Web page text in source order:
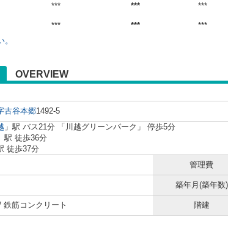
*** *** ***
*** *** ***
OVERVIEW
古谷本郷1492-5
」駅 バス21分 「川越グリーンパーク」 停歩5分
駅 徒歩36分
徒歩37分
管理費
築年月(築年数)
筋コンクリート 階建